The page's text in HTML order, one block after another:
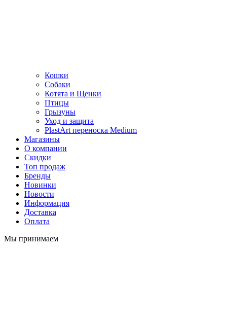
Кошки
Собаки
Котята и Щенки
Птицы
Грызуны
Уход и защита
PlastArt переноска Medium
Магазины
О компании
Скидки
Топ продаж
Бренды
Новинки
Новости
Информация
Доставка
Оплата
Мы принимаем